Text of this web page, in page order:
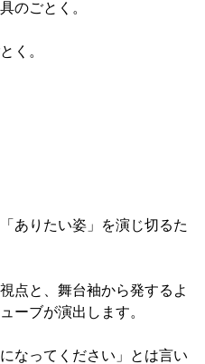
のごとく。
く。
ありたい姿」を演じ切るた
点と、舞台袖から発するよ
ーブが演出します。
なってください」とは言い